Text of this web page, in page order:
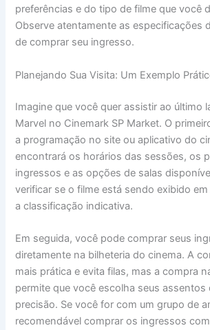
preferências e do tipo de filme que você
Observe atentamente as especificações
de comprar seu ingresso.
Planejando Sua Visita: Um Exemplo
Imagine que você quer assistir ao último
Marvel no Cinemark SP Market. O
a programação no site ou aplicativo do
encontrará os horários das sessões, os
ingressos e as opções de salas
verificar se o filme está sendo exibido em
a classificação indicativa.
Em seguida, você pode comprar seus
diretamente na bilheteria do cinema. A
mais prática e evita filas, mas a compra
permite que você escolha seus assentos
precisão. Se você for com um grupo de
recomendável comprar os ingressos